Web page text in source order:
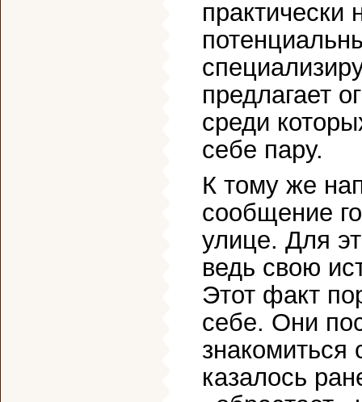
практически
предлагает
среди
себе пару.
К тому же
сообщение
улице. Для
ведь свою
Этот факт
себе. Они
знакомиться
казалось